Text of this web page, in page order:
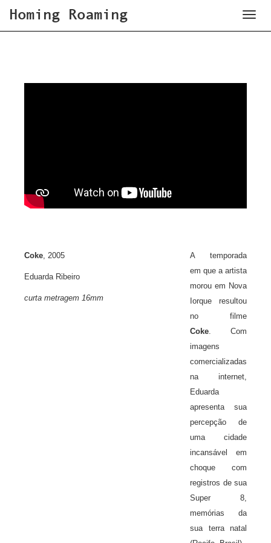
Toggle
Homing Roaming
Coke, 2005
Eduarda Ribeiro
curta metragem 16mm
A temporada
em que a artista
morou em Nova
Iorque resultou
no filme
Coke. Com
imagens
comercializadas
na internet,
Eduarda
apresenta sua
percepção de
uma cidade
incansável em
choque com
registros de sua
Super 8,
memórias da
sua terra natal